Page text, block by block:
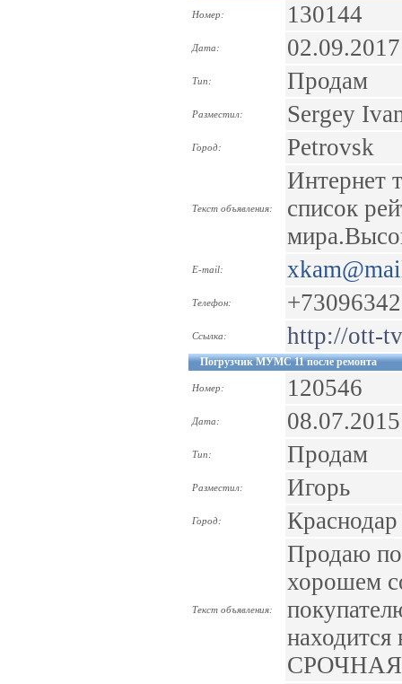
Номер: 130144
Дата: 02.09.2017
Тип: Продам
Разместил: Sergey
Город: Petrovsk
Текст объявления:
Интернет
список
E-mail:
Телефон:
Ссылка: http://ott-
Погрузчик МУМС 11 после ремонта
Номер: 120546
Дата: 08.07.2015
Тип: Продам
Разместил: Игорь
Город: Краснодар
Текст объявления:
Продаю
хорошем
находится